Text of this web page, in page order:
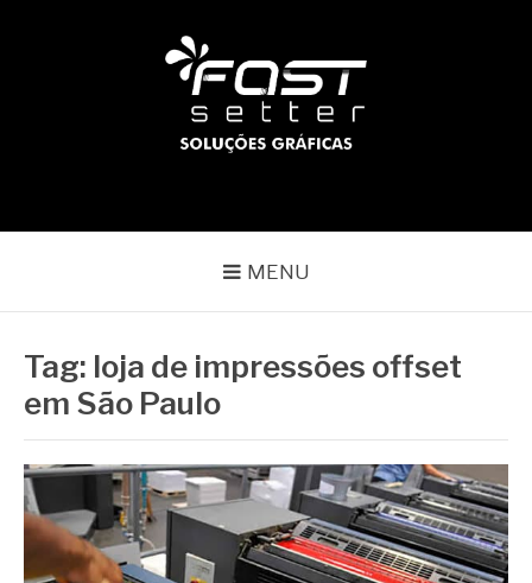
MENU
Tag: loja de impressões offset
em São Paulo